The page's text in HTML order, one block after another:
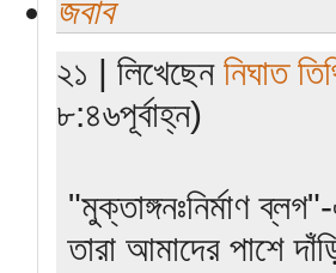
জবাব
২১ | লিখেছেন নিঘাত
৮:৪৬পূর্বাহ্ন)
"মুক্তাঙ্গনঃনির্মাণ
তারা আমাদের পাশে